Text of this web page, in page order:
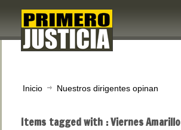
Inicio Nuestros dirigentes opinan
Items tagged with : Viernes Amarillo